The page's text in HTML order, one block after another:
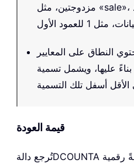
مزدوجتين، مثل «sale»، أو رقمًا يشير إلى موضع العمود
النطاق على المعايير
عليها، ويشمل تسمية
قيمة العودة
تُرجع دالةDCOUNTA